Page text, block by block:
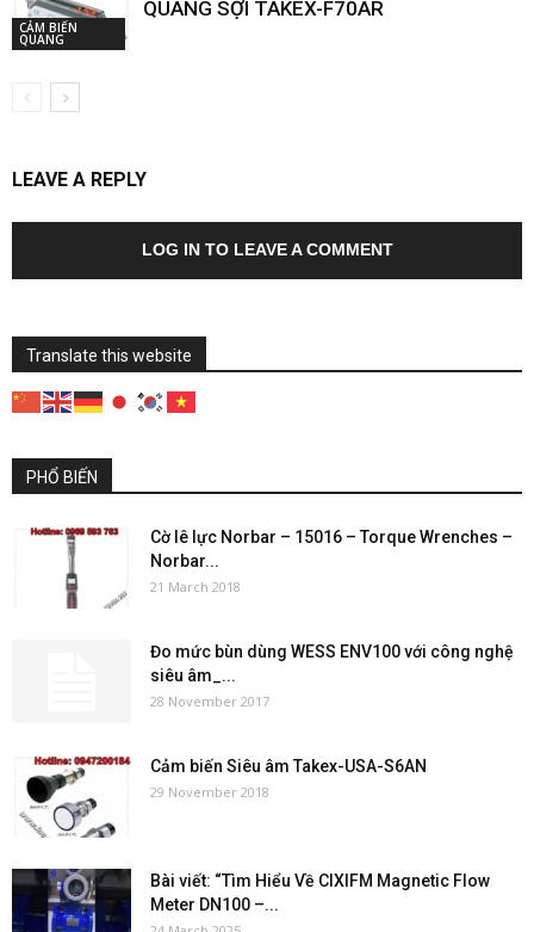
CẢM BIẾN
QUANG
QUANG SỢI TAKEX-F70AR
LEAVE A REPLY
LOG IN TO LEAVE A COMMENT
Translate this website
PHỔ BIẾN
Cờ lê lực Norbar – 15016 – Torque Wrenches –
Norbar...
21 March 2018
Đo mức bùn dùng WESS ENV100 với công nghệ
siêu âm_...
28 November 2017
Cảm biến Siêu âm Takex-USA-S6AN
29 November 2018
Bài viết: “Tìm Hiểu Về CIXIFM Magnetic Flow
Meter DN100 –...